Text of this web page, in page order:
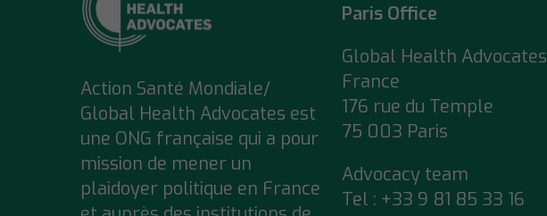
Action Santé Mondiale/
Global Health Advocates est
une ONG française qui a pour
mission de mener un
plaidoyer politique en France
Paris Office
Global Health Advocates
France
176 rue du Temple
75 003 Paris
Advocacy team
Tel : +33 9 81 85 33 16